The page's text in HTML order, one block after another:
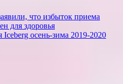
что избыток приема
для здоровья
Iceberg осень-зима 2019-2020